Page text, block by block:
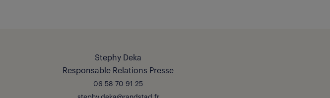
Stephy Deka
Responsable Relations Presse
06 58 70 91 25